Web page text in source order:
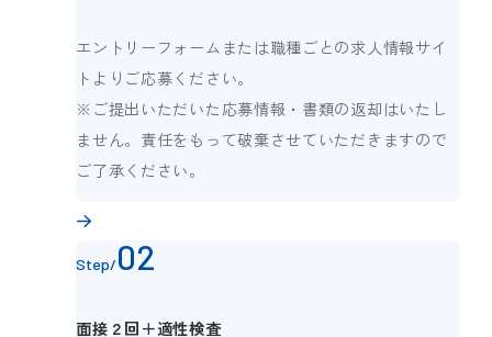
エントリーフォームまたは職種ごとの求人情報サイ
トよりご応募ください。
※ご提出いただいた応募情報・書類の返却はいたし
ません。責任をもって破棄させていただきますので
ご了承ください。
Step/
面接２回＋適性検査